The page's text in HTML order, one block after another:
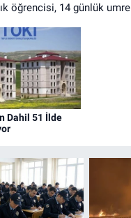
öğrencisi, 14 günlük
Dahil 51 İlde